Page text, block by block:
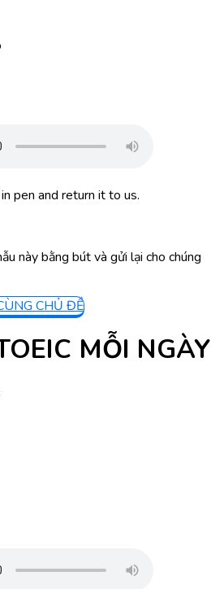
pen and return it to us.
này bằng bút và gửi lại cho chúng
CHỦ ĐỀ
MỖI NGÀY